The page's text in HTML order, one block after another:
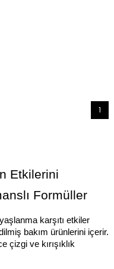
1
Etkilerini
Formüller
karşıtı etkiler
bakım ürünlerini içerir.
çizgi ve kırışıklık